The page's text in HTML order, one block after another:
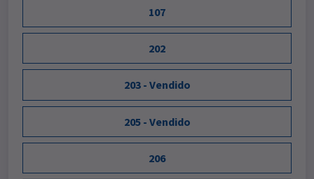
107
202
203 - Vendido
205 - Vendido
206